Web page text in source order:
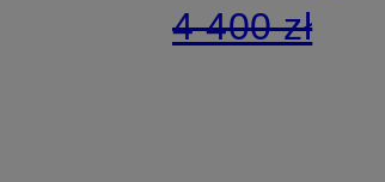
4 400 zł